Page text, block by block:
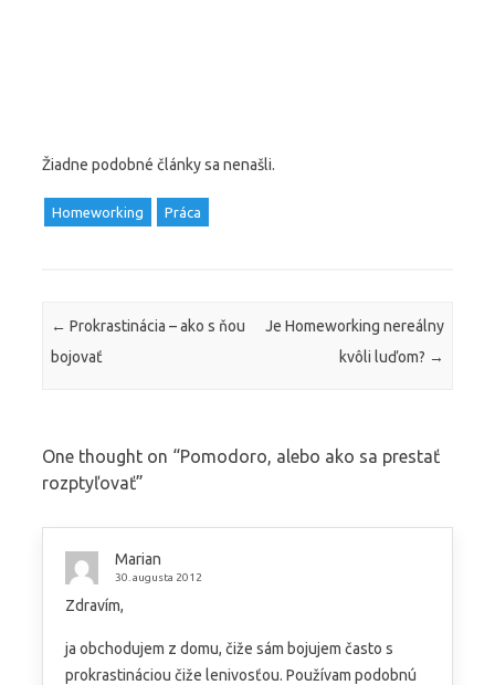
Žiadne podobné články sa nenašli.
Homeworking Práca
Post navigation
← Prokrastinácia – ako s ňou
bojovať
Je Homeworking nereálny
kvôli luďom? →
One thought on “Pomodoro, alebo ako sa prestať
rozptyľovať”
Marian
30. augusta 2012
Zdravím,
ja obchodujem z domu, čiže sám bojujem často s
prokrastináciou čiže lenivosťou. Používam podobnú